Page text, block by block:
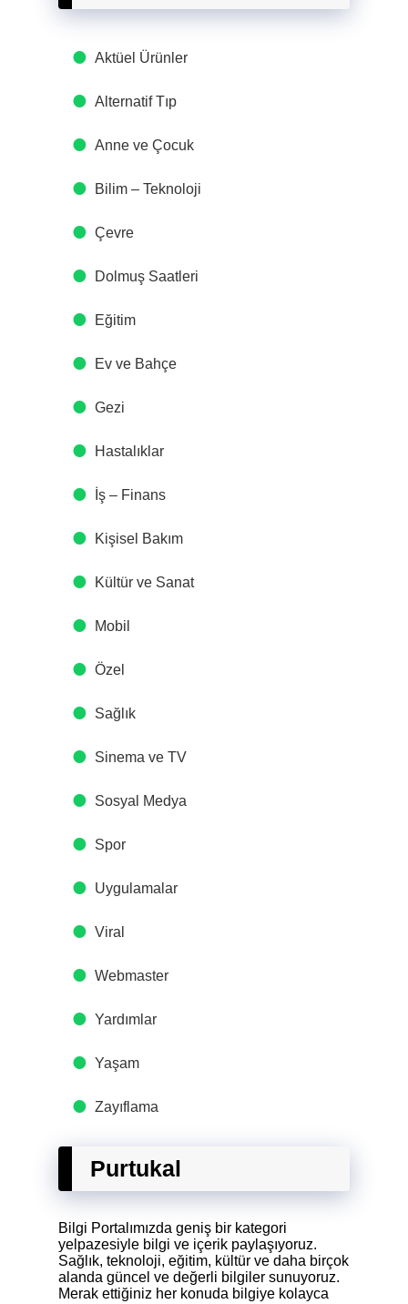
Aktüel Ürünler
Alternatif Tıp
Anne ve Çocuk
Bilim – Teknoloji
Çevre
Dolmuş Saatleri
Eğitim
Ev ve Bahçe
Gezi
Hastalıklar
İş – Finans
Kişisel Bakım
Kültür ve Sanat
Mobil
Özel
Sağlık
Sinema ve TV
Sosyal Medya
Spor
Uygulamalar
Viral
Webmaster
Yardımlar
Yaşam
Zayıflama
Purtukal
Bilgi Portalımızda geniş bir kategori
yelpazesiyle bilgi ve içerik paylaşıyoruz.
Sağlık, teknoloji, eğitim, kültür ve daha birçok
alanda güncel ve değerli bilgiler sunuyoruz.
Merak ettiğiniz her konuda bilgiye kolayca